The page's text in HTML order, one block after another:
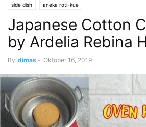
side dish aneka roti-kue
Japanese Cotton
by Ardelia Rebina
By dimas - Oktober 16, 2019